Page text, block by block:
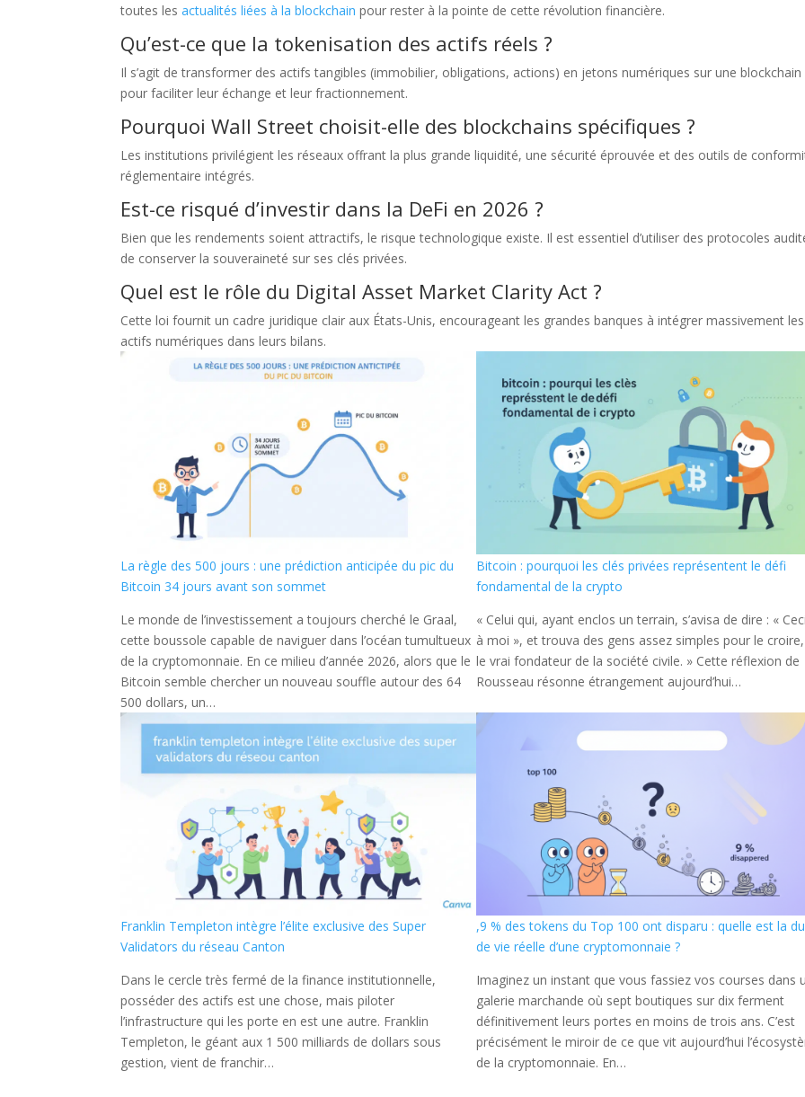
toutes lesactualités liées à la blockchain pour rester à la pointe de cette révolution financière.
Qu’est-ce que la tokenisation des actifs réels ?
Il s’agit de transformer des actifs tangibles (immobilier, obligations, actions) en jetons numériques sur une blockchain
pour faciliter leur échange et leur fractionnement.
Pourquoi Wall Street choisit-elle des blockchains spécifiques ?
Les institutions privilégient les réseaux offrant la plus grande liquidité, une sécurité éprouvée et des outils de
réglementaire intégrés.
Est-ce risqué d’investir dans la DeFi en 2026 ?
Bien que les rendements soient attractifs, le risque technologique existe. Il est essentiel d’utiliser des protocoles
de conserver la souveraineté sur ses clés privées.
Quel est le rôle du Digital Asset Market Clarity Act ?
Cette loi fournit un cadre juridique clair aux États-Unis, encourageant les grandes banques à intégrer massivement les
actifs numériques dans leurs bilans.
La règle des 500 jours : une prédiction anticipée du pic du
Bitcoin 34 jours avant son sommet
Le monde de l’investissement a toujours cherché le Graal,
cette boussole capable de naviguer dans l’océan tumultueux
de la cryptomonnaie. En ce milieu d’année 2026, alors que le
Bitcoin semble chercher un nouveau souffle autour des 64
500 dollars, un…
Bitcoin : pourquoi les clés privées représentent le défi
fondamental de la crypto
« Celui qui, ayant enclos un terrain, s’avisa de dire : «
à moi », et trouva des gens assez simples pour le
le vrai fondateur de la société civile. » Cette réflexion de
Rousseau résonne étrangement aujourd’hui…
Franklin Templeton intègre l’élite exclusive des Super
Validators du réseau Canton
Dans le cercle très fermé de la finance institutionnelle,
posséder des actifs est une chose, mais piloter
l’infrastructure qui les porte en est une autre. Franklin
Templeton, le géant aux 1 500 milliards de dollars sous
gestion, vient de franchir…
,9 % des tokens du Top 100 ont disparu : quelle est la
de vie réelle d’une cryptomonnaie ?
Imaginez un instant que vous fassiez vos courses dans
galerie marchande où sept boutiques sur dix ferment
définitivement leurs portes en moins de trois ans. C’est
précisément le miroir de ce que vit aujourd’hui
de la cryptomonnaie. En…